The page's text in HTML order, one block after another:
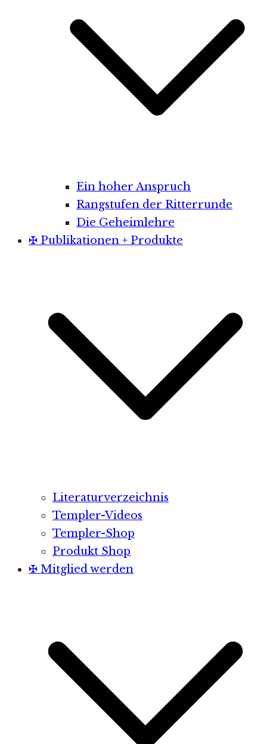
Ein hoher Anspruch
Rangstufen der Ritterrunde
Die Geheimlehre
✠ Publikationen + Produkte
Literaturverzeichnis
Templer-Videos
Templer-Shop
Produkt Shop
✠ Mitglied werden